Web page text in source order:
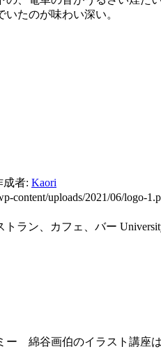
たのが味わい深い。
成者: Kaori
content/uploads/2021/06/logo-
トラン、カフェ、バー
ー 綿谷画伯のイラスト講座